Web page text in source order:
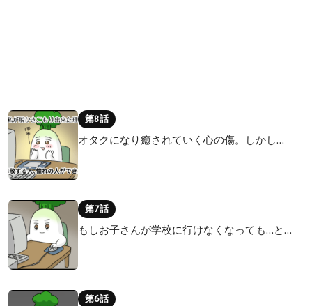
第8話
オタクになり癒されていく心の傷。しかし…
第7話
もしお子さんが学校に行けなくなっても…と…
第6話